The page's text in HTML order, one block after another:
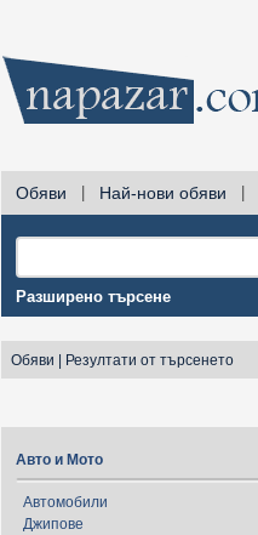
Обяви Най-нови обяви
Разширено търсене
Обяви Резултати от търсенето
Авто и Мото
Автомобили
Джипове